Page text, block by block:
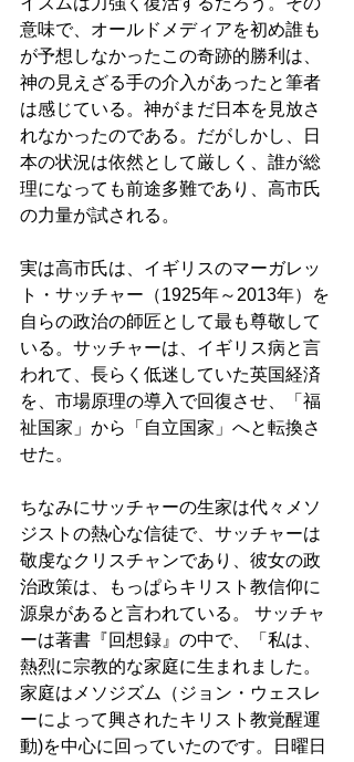
意味で、オールドメディアを初め誰も
が予想しなかったこの奇跡的勝利は、
神の見えざる手の介入があったと筆者
は感じている。神がまだ日本を見放さ
れなかったのである。だがしかし、日
本の状況は依然として厳しく、誰が総
理になっても前途多難であり、高市氏
の力量が試される。
実は高市氏は、イギリスのマーガレッ
ト・サッチャー（1925年～2013年）を
自らの政治の師匠として最も尊敬して
いる。サッチャーは、イギリス病と言
われて、長らく低迷していた英国経済
を、市場原理の導入で回復させ、「福
祉国家」から「自立国家」へと転換さ
せた。
ちなみにサッチャーの生家は代々メソ
ジストの熱心な信徒で、サッチャーは
敬虔なクリスチャンであり、彼女の政
治政策は、もっぱらキリスト教信仰に
源泉があると言われている。 サッチャ
ーは著書『回想録』の中で、「私は、
熱烈に宗教的な家庭に生まれました。
家庭はメソジズム（ジョン・ウェスレ
ーによって興されたキリスト教覚醒運
動)を中心に回っていたのです。日曜日